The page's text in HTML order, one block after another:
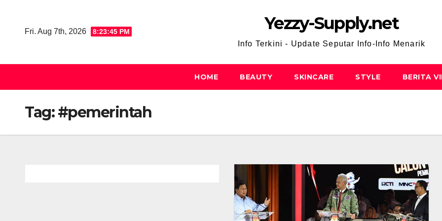
Fri. Aug 7th, 2026 8:23:46 PM Yezzy-Supply.net
Info Terkini - Update Seputar Info-Info Menarik
HOME BEAUTY SKINCARE STYLE BERITA
Tag:#pemerintah